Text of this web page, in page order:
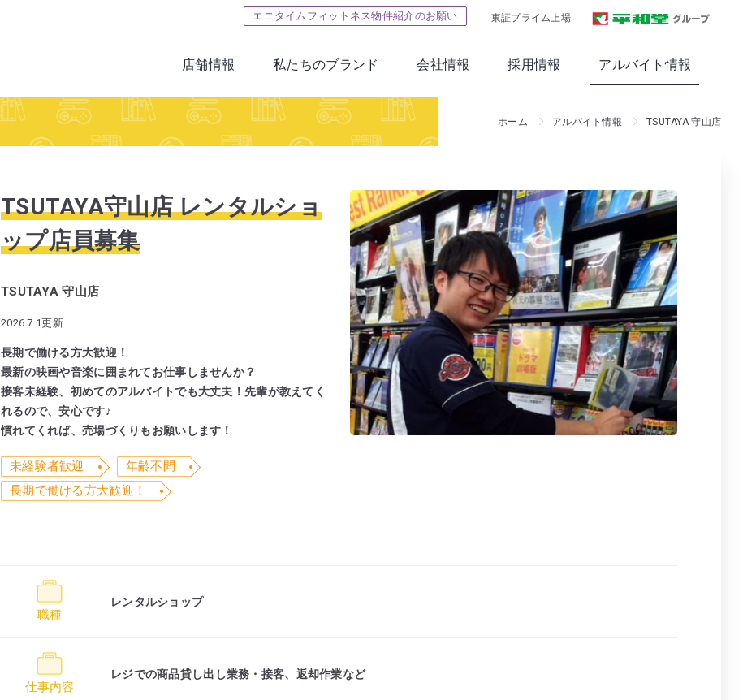
エニタイムフィットネス物件紹介のお願い 東証プライム上場
店舗情報 私たちのブランド 会社情報 採用情報 アルバイト情報
ホーム アルバイト情報 TSUTAYA 守山店
TSUTAYA守山店 レンタルショ
ップ店員募集
TSUTAYA 守山店
2026.7.1更新
長期で働ける方大歓迎！
最新の映画や音楽に囲まれてお仕事しませんか？
接客未経験、初めてのアルバイトでも大丈夫！先輩が教えてく
れるので、安心です♪
慣れてくれば、売場づくりもお願いします！
未経験者歓迎
年齢不問
長期で働ける方大歓迎！
職種
レンタルショップ
仕事内容
レジでの商品貸し出し業務・接客、返却作業など